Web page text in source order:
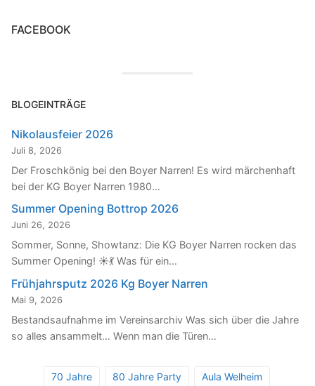
FACEBOOK
BLOGEINTRÄGE
Nikolausfeier 2026
Juli 8, 2026
Der Froschkönig bei den Boyer Narren! Es wird märchenhaft
bei der KG Boyer Narren 1980…
Summer Opening Bottrop 2026
Juni 26, 2026
Sommer, Sonne, Showtanz: Die KG Boyer Narren rocken das
Summer Opening! ☀️💃 Was für ein…
Frühjahrsputz 2026 Kg Boyer Narren
Mai 9, 2026
Bestandsaufnahme im Vereinsarchiv Was sich über die Jahre
so alles ansammelt… Wenn man die Türen…
70 Jahre 80 Jahre Party
Aula Welheim